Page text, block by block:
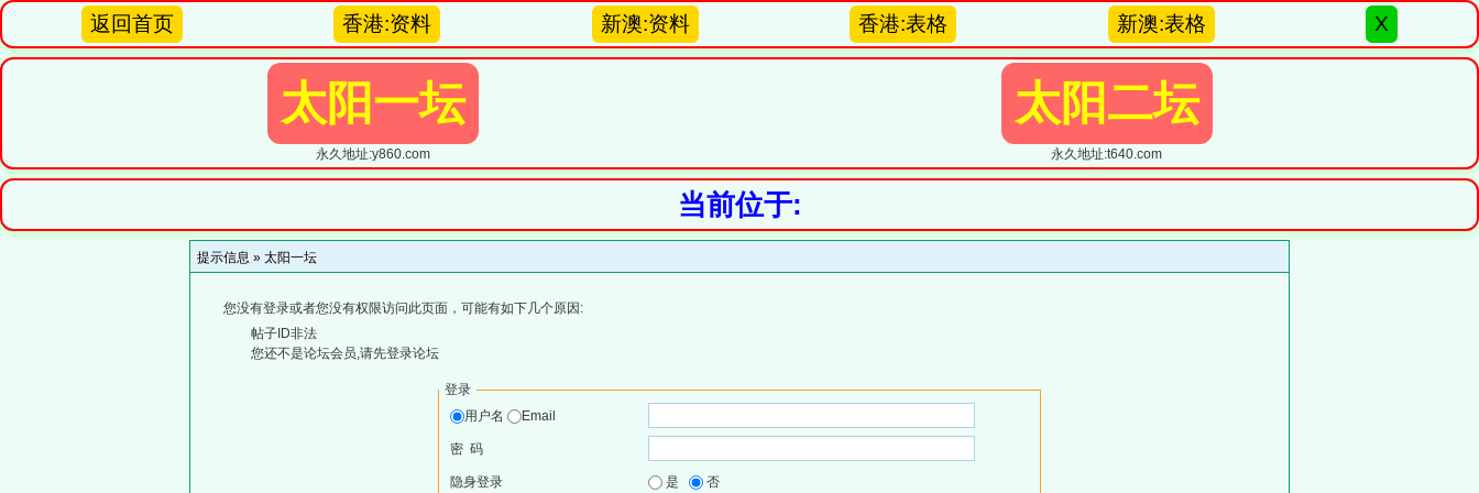
返回首页 香港:资料 新澳:资料 香港:表格 新澳:表格 X
太阳一坛
永久地址:y860.com
太阳二坛
永久地址:t640.com
当前位于:
提示信息 » 太阳一坛
您没有登录或者您没有权限访问此页面，可能有如下几个原因:
帖子ID非法
您还不是论坛会员,请先登录论坛
登录
用户名
Email
密 码
隐身登录 是 否